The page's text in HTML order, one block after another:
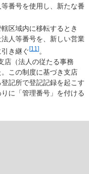
番号を使用し、新たな番
区域内に移転するとき
人等番号を、新しい営業
き継ぐ[11 ] 。
店（法人の従たる事務
この制度に基づき支店
記所で登記記録を起こす
に「管理番号」を付ける